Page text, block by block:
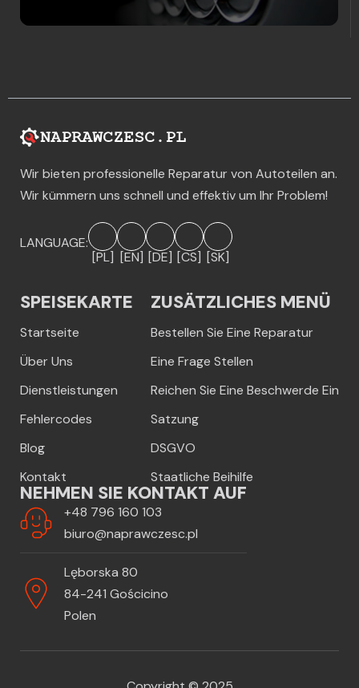
Wir bieten professionelle Reparatur von Autoteilen an.
Wir kümmern uns schnell und effektiv um Ihr Problem!
LANGUAGE:
[PL] [EN] [DE] [CS] [SK]
SPEISEKARTE
Startseite
Über Uns
Dienstleistungen
Fehlercodes
Blog
Kontakt
ZUSÄTZLICHES MENÜ
Bestellen Sie Eine Reparatur
Eine Frage Stellen
Reichen Sie Eine Beschwerde Ein
Satzung
DSGVO
Staatliche Beihilfe
NEHMEN SIE KONTAKT AUF
+48 796 160 103
biuro@naprawczesc.pl
Lęborska 80
84-241 Gościcino
Polen